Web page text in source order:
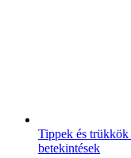
Tippek és trükkök
betekintések